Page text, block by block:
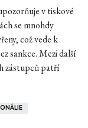
v tiskové
se mnohdy
což vede k
sankce. Mezi další
zástupců patří